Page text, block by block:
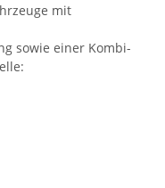
mit
sowie einer Kombi-